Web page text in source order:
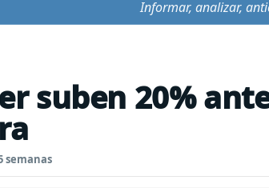
Informar, analizar,
suben 20%
semanas